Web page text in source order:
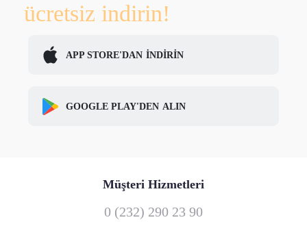
ücretsiz indirin!
APP STORE'DAN İNDİRİN
GOOGLE PLAY'DEN ALIN
Müşteri Hizmetleri
0 (232) 290 23 90